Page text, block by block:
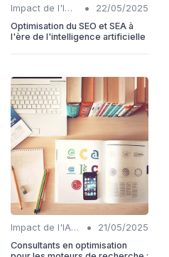
Impact de l'IA sur les rôles SEO •
22/05/2025
Optimisation du SEO et SEA à
l'ère de l'intelligence artificielle
Impact de l'IA sur les rôles SEO •
21/05/2025
Consultants en optimisation